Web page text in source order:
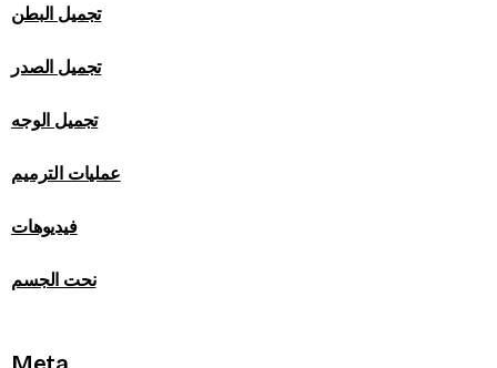
تجميل البطن
تجميل الصدر
تجميل الوجه
عمليات الترميم
فيديوهات
نحت الجسم